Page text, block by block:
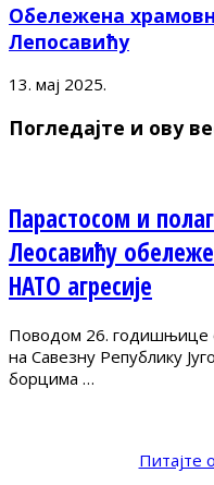
Обележена
Лепосавићу
13. мај 2025.
Погледајте и ову
Парастосом и
Леосавићу
НАТО агресије
Поводом 26. годишњице
на Савезну Републику
борцима …
Питајте